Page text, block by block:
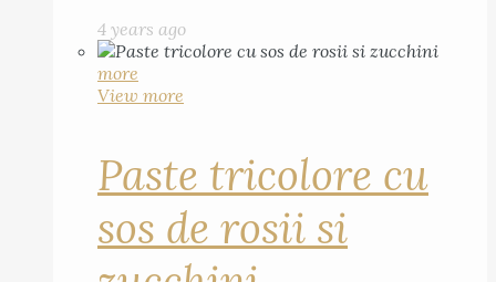
4 years ago
more
View more
Paste tricolore cu
sos de rosii si